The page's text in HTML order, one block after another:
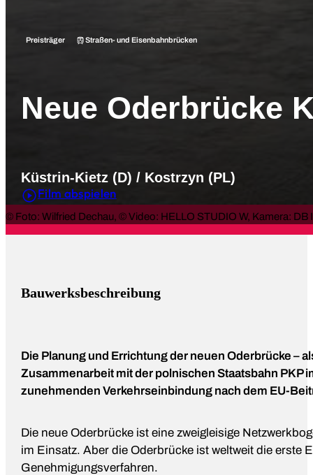
Preisträger Straßen- und Eisenbahnbrücken
Neue Oderbrücke
Küstrin-Kietz (D) / Kostrzyn (PL)
Film abspielen
© Foto: Wilfried Dechau, © Video: HELLO STUDIO W, Kamera: DB
Bauwerksbeschreibung
Die Planung und Errichtung der neuen Oderbrücke –
Zusammenarbeit mit der polnischen Staatsbahn
zunehmenden Verkehrseinbindung nach dem EU-
Die neue Oderbrücke ist eine zweigleisige
im Einsatz. Aber die Oderbrücke ist weltweit die
Genehmigungsverfahren.